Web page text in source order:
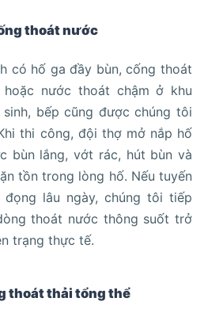
thoát nước
có hố ga đầy bùn, cống thoát
nước thoát chậm ở khu
bếp cũng được chúng tôi
thi công, đội thợ mở nắp hố
bùn lắng, vớt rác, hút bùn và
tồn trong lòng hố. Nếu tuyến
lâu ngày, chúng tôi tiếp
thoát nước thông suốt trở
trạng thực tế.
thoát thải tổng thể